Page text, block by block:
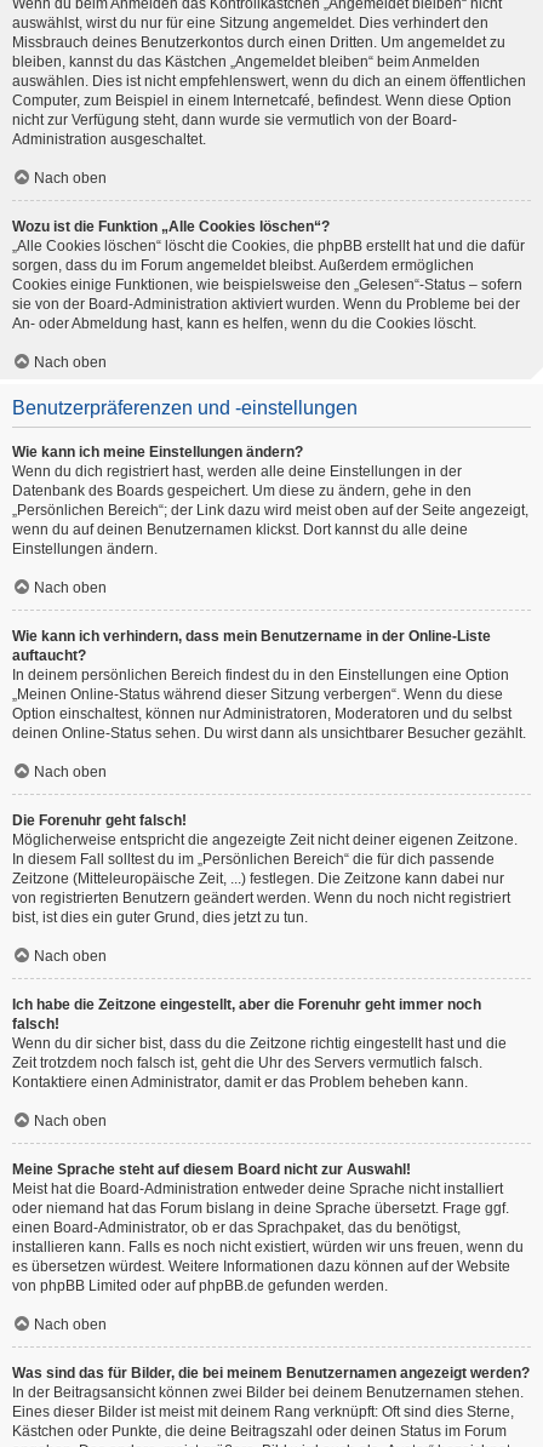
Wenn du beim Anmelden das Kontrollkästchen „Angemeldet bleiben“ nicht
auswählst, wirst du nur für eine Sitzung angemeldet. Dies verhindert den
Missbrauch deines Benutzerkontos durch einen Dritten. Um angemeldet zu
bleiben, kannst du das Kästchen „Angemeldet bleiben“ beim Anmelden
auswählen. Dies ist nicht empfehlenswert, wenn du dich an einem öffentlichen
Computer, zum Beispiel in einem Internetcafé, befindest. Wenn diese Option
nicht zur Verfügung steht, dann wurde sie vermutlich von der Board-
Administration ausgeschaltet.
Nach oben
Wozu ist die Funktion „Alle Cookies löschen“?
„Alle Cookies löschen“ löscht die Cookies, die phpBB erstellt hat und die dafür
sorgen, dass du im Forum angemeldet bleibst. Außerdem ermöglichen
Cookies einige Funktionen, wie beispielsweise den „Gelesen“-Status – sofern
sie von der Board-Administration aktiviert wurden. Wenn du Probleme bei der
An- oder Abmeldung hast, kann es helfen, wenn du die Cookies löscht.
Nach oben
Benutzerpräferenzen und -einstellungen
Wie kann ich meine Einstellungen ändern?
Wenn du dich registriert hast, werden alle deine Einstellungen in der
Datenbank des Boards gespeichert. Um diese zu ändern, gehe in den
„Persönlichen Bereich“; der Link dazu wird meist oben auf der Seite angezeigt,
wenn du auf deinen Benutzernamen klickst. Dort kannst du alle deine
Einstellungen ändern.
Nach oben
Wie kann ich verhindern, dass mein Benutzername in der Online-Liste
auftaucht?
In deinem persönlichen Bereich findest du in den Einstellungen eine Option
„Meinen Online-Status während dieser Sitzung verbergen“. Wenn du diese
Option einschaltest, können nur Administratoren, Moderatoren und du selbst
deinen Online-Status sehen. Du wirst dann als unsichtbarer Besucher gezählt.
Nach oben
Die Forenuhr geht falsch!
Möglicherweise entspricht die angezeigte Zeit nicht deiner eigenen Zeitzone.
In diesem Fall solltest du im „Persönlichen Bereich“ die für dich passende
Zeitzone (Mitteleuropäische Zeit, ...) festlegen. Die Zeitzone kann dabei nur
von registrierten Benutzern geändert werden. Wenn du noch nicht registriert
bist, ist dies ein guter Grund, dies jetzt zu tun.
Nach oben
Ich habe die Zeitzone eingestellt, aber die Forenuhr geht immer noch
falsch!
Wenn du dir sicher bist, dass du die Zeitzone richtig eingestellt hast und die
Zeit trotzdem noch falsch ist, geht die Uhr des Servers vermutlich falsch.
Kontaktiere einen Administrator, damit er das Problem beheben kann.
Nach oben
Meine Sprache steht auf diesem Board nicht zur Auswahl!
Meist hat die Board-Administration entweder deine Sprache nicht installiert
oder niemand hat das Forum bislang in deine Sprache übersetzt. Frage ggf.
einen Board-Administrator, ob er das Sprachpaket, das du benötigst,
installieren kann. Falls es noch nicht existiert, würden wir uns freuen, wenn du
es übersetzen würdest. Weitere Informationen dazu können auf der Website
von phpBB Limited oder aufphpBB.de gefunden werden.
Nach oben
Was sind das für Bilder, die bei meinem Benutzernamen angezeigt werden?
In der Beitragsansicht können zwei Bilder bei deinem Benutzernamen stehen.
Eines dieser Bilder ist meist mit deinem Rang verknüpft: Oft sind dies Sterne,
Kästchen oder Punkte, die deine Beitragszahl oder deinen Status im Forum